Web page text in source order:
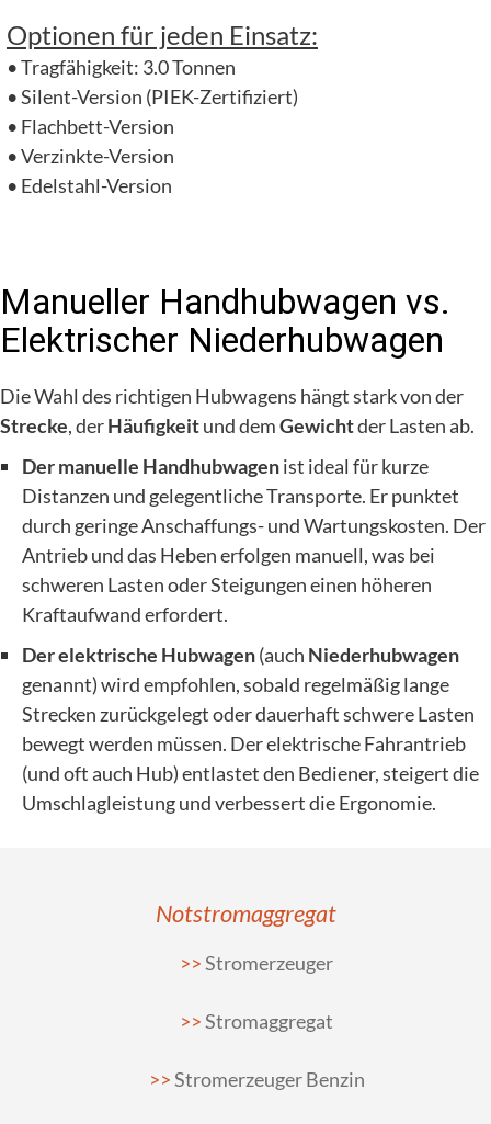
Optionen für jeden Einsatz:
• Tragfähigkeit: 3.0 Tonnen
• Silent-Version (PIEK-Zertifiziert)
• Flachbett-Version
• Verzinkte-Version
• Edelstahl-Version
Manueller Handhubwagen vs.
Elektrischer Niederhubwagen
Die Wahl des richtigen Hubwagens hängt stark von der
Strecke, derHäufigkeitund demGewichtder Lasten ab.
Der manuelle Handhubwagenist ideal für kurze
Distanzen und gelegentliche Transporte. Er punktet
durch geringe Anschaffungs- und Wartungskosten. Der
Antrieb und das Heben erfolgen manuell, was bei
schweren Lasten oder Steigungen einen höheren
Kraftaufwand erfordert.
Der elektrische Hubwagen(auch Niederhubwagen
genannt) wird empfohlen, sobald regelmäßig lange
Strecken zurückgelegt oder dauerhaft schwere Lasten
bewegt werden müssen. Der elektrische Fahrantrieb
(und oft auch Hub) entlastet den Bediener, steigert die
Umschlagleistung und verbessert die Ergonomie.
Notstromaggregat
Stromerzeuger
Stromaggregat
Stromerzeuger Benzin